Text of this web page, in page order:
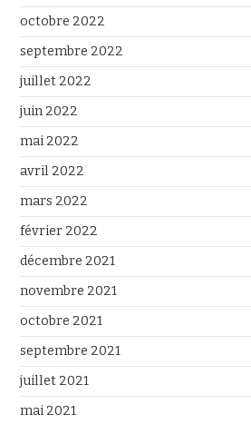
octobre 2022
septembre 2022
juillet 2022
juin 2022
mai 2022
avril 2022
mars 2022
février 2022
décembre 2021
novembre 2021
octobre 2021
septembre 2021
juillet 2021
mai 2021